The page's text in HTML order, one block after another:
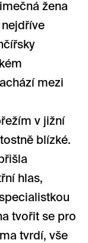
žena
mezi
v jižní
blízké.
hlas,
tvořit se pro
tvrdí, vše